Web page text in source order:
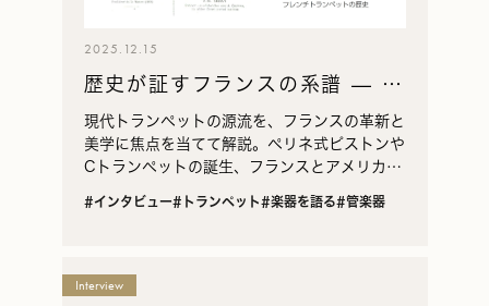
2025.12.15
歴史が証すフランスの系譜 — 現
代トランペットの根にあるもの
現代トランペットの源流を、フランスの革新と
美学に焦点を当てて解説。ペリネ式ピストンや
Cトランペットの誕生、フランスとアメリカの
でを辿る。
#インタビュー#トランペット#楽器を語る#管楽器
Interview